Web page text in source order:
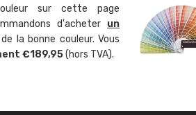
sur cette page
d'acheter un
la bonne couleur. Vous
€189,95(hors TVA).